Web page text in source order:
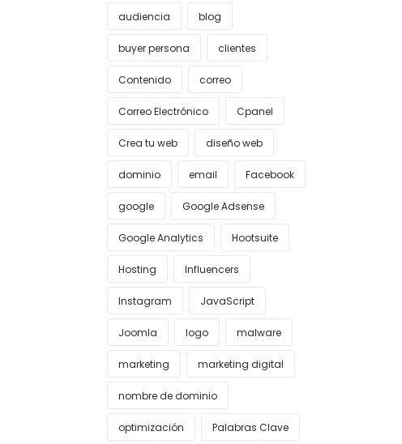
audiencia blog
buyer persona clientes
Contenido correo
Correo Electrónico Cpanel
Crea tu web diseño web
dominio email Facebook
google Google Adsense
Google Analytics Hootsuite
Hosting Influencers
Instagram JavaScript
Joomla logo malware
marketing marketing digital
nombre de dominio
optimización Palabras Clave